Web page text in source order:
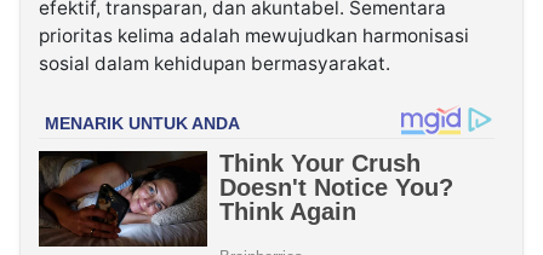
efektif, transparan, dan akuntabel. Sementara
prioritas kelima adalah mewujudkan harmonisasi
sosial dalam kehidupan bermasyarakat.